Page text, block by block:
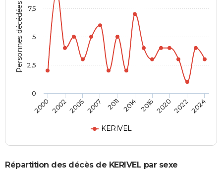
Personnes décédées
KERIVEL
2000 200220052007 2011 2014 2016 202020222024
0
2,5
5
7,5
Répartition des décès de KERIVEL par sexe